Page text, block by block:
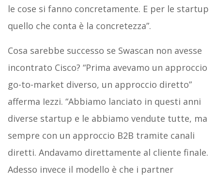
le cose si fanno concretamente. E per le startup
quello che conta è la concretezza”.
Cosa sarebbe successo se Swascan non avesse
incontrato Cisco? “Prima avevamo un approccio
go-to-market diverso, un approccio diretto”
afferma Iezzi. “Abbiamo lanciato in questi anni
diverse startup e le abbiamo vendute tutte, ma
sempre con un approccio B2B tramite canali
diretti. Andavamo direttamente al cliente finale.
Adesso invece il modello è che i partner